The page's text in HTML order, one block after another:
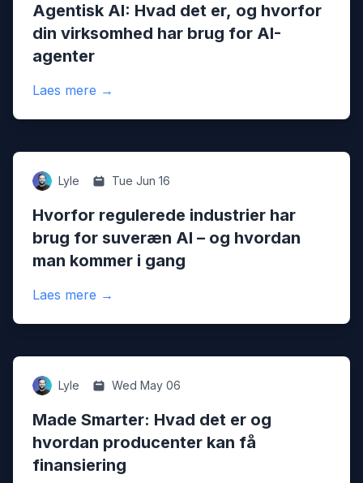
Agentisk AI: Hvad det er, og hvorfor
din virksomhed har brug for AI-
agenter
Laes mere Agentisk AI: Hvad det er, og hvorfor din
→
Ai Lyle Tue Jun 16
Hvorfor regulerede industrier har
brug for suveræn AI – og hvordan
man kommer i gang
Laes mere Hvorfor regulerede industrier har brug
→
Made-smarter
Lyle Wed May 06
Made Smarter: Hvad det er og
hvordan producenter kan få
finansiering